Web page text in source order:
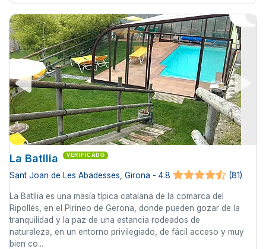
La Batllia VERIFICADO
Sant Joan de Les Abadesses, Girona - 4.8 (81)
La Batllia es una masía típica catalana de la comarca del
Ripollés, en el Pirineo de Gerona, donde pueden gozar de la
tranquilidad y la paz de una estancia rodeados de
naturaleza, en un entorno privilegiado, de fácil acceso y muy
bien co...